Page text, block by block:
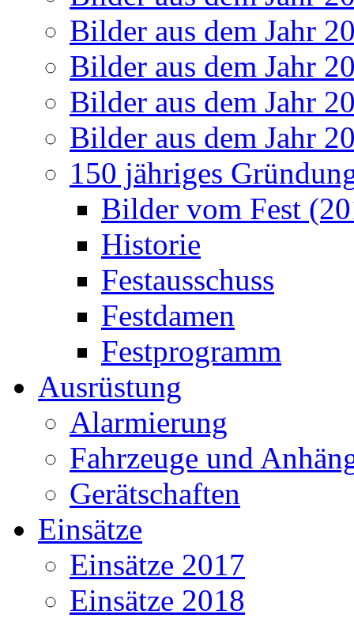
Bilder aus dem Jahr
Bilder aus dem Jahr
Bilder aus dem Jahr
Bilder aus dem Jahr
150 jähriges
Bilder vom Fest
Historie
Festausschuss
Festdamen
Festprogramm
Ausrüstung
Alarmierung
Fahrzeuge und
Gerätschaften
Einsätze
Einsätze 2017
Einsätze 2018